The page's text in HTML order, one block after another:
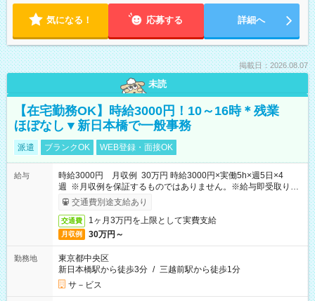
気になる！ 応募する 詳細へ
掲載日：2026.08.07
未読
【在宅勤務OK】時給3000円！10～16時＊残業
ほぼなし▼新日本橋で一般事務
派遣 ブランクOK WEB登録・面接OK
給与
時給3000円 月収例 30万円 時給3000円×実働5h×週5日×4
週 ※月収例を保証するものではありません。※給与即受取りサ
ービス利用可（利用条件有）
交通費別途支給あり
交通費 1ヶ月3万円を上限として実費支給
月収例 30万円～
勤務地
東京都中央区
新日本橋駅から徒歩3分 / 三越前駅から徒歩1分
サ－ビス